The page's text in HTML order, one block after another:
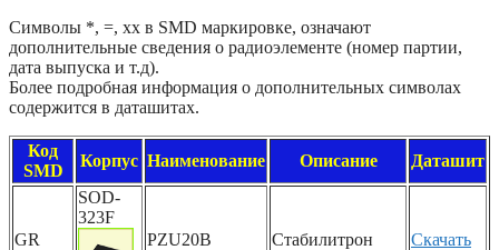
Символы *, =, xx в SMD маркировке, означают
дополнительные сведения о радиоэлементе (номер партии,
дата выпуска и т.д).
Более подробная информация о дополнительных символах
содержится в даташитах.
Код
SMD
Корпус Наименование Описание Даташит
GR
SOD-
323F
PZU20B
Стабилитрон Скачать